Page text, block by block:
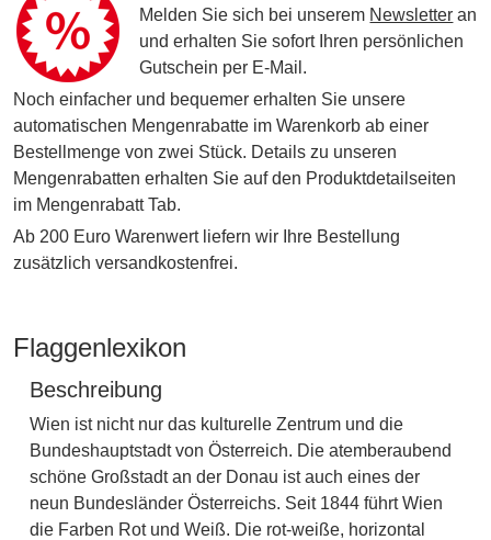
Melden Sie sich bei unserem Newsletter an
und erhalten Sie sofort Ihren persönlichen
Gutschein per E-Mail.
Noch einfacher und bequemer erhalten Sie unsere
automatischen Mengenrabatte im Warenkorb ab einer
Bestellmenge von zwei Stück. Details zu unseren
Mengenrabatten erhalten Sie auf den Produktdetailseiten
im Mengenrabatt Tab.
Ab 200 Euro Warenwert liefern wir Ihre Bestellung
zusätzlich versandkostenfrei.
Flaggenlexikon
Beschreibung
Wien ist nicht nur das kulturelle Zentrum und die
Bundeshauptstadt von Österreich. Die atemberaubend
schöne Großstadt an der Donau ist auch eines der
neun Bundesländer Österreichs. Seit 1844 führt Wien
die Farben Rot und Weiß. Die rot-weiße, horizontal